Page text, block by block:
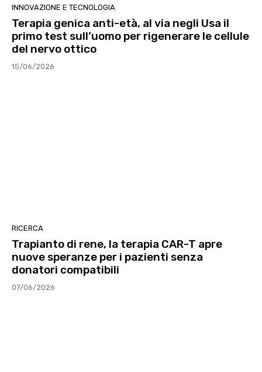
INNOVAZIONE E TECNOLOGIA
Terapia genica anti-età, al via negli Usa il
primo test sull’uomo per rigenerare le cellule
del nervo ottico
15/06/2026
RICERCA
Trapianto di rene, la terapia CAR-T apre
nuove speranze per i pazienti senza
donatori compatibili
07/06/2026